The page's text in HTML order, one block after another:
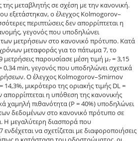
μεταβλητής σε σχέση με την κανονική.
εξετάστηκαν, ο έλεγχος Kolmogorov–
περιπτώσεις δεν απορρίπτεται η
γεγονός που υποδηλώνει
μετρήσεων στο κανονικό πρότυπο. Κατά
μεταφοράς για το πάτωμα 7, το
παρουσίασε μέση τιμή μ₇ = 3,15
0,34 min, γεγονός που υποδηλώνει σχετικά
Ο έλεγχος Kolmogorov–Smirnov
μικρότερο της οριακής τιμής DL =
η υπόθεση της κανονικής
χαμηλή πιθανότητα (P = 40%) υποδηλώνει
δεδομένων στο κανονικό πρότυπο σε
Η μεγαλύτερη διασπορά που
να σχετίζεται με διαφοροποιήσεις